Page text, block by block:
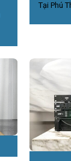
Tại Phú